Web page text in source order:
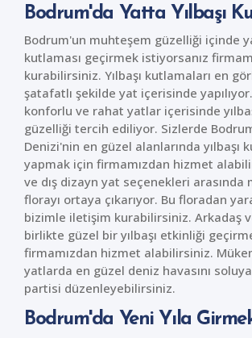
Bodrum'da Yatta Yılbaşı
Bodrum'un muhteşem güzelliği içinde
kutlaması geçirmek istiyorsanız
kurabilirsiniz. Yılbaşı kutlamaları en
şatafatlı şekilde yat içerisinde
konforlu ve rahat yatlar içerisinde
güzelliği tercih ediliyor. Sizlerde
Denizi'nin en güzel alanlarında yılbaşı
yapmak için firmamızdan hizmet
ve dış dizayn yat seçenekleri arasında
florayı ortaya çıkarıyor. Bu floradan
bizimle iletişim kurabilirsiniz. Arkadaş
birlikte güzel bir yılbaşı etkinliği
firmamızdan hizmet alabilirsiniz.
yatlarda en güzel deniz havasını
partisi düzenleyebilirsiniz.
Bodrum'da Yeni Yıla